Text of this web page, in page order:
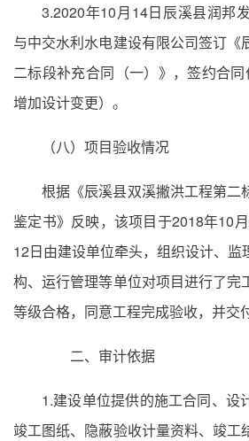
3.2020年10月14日辰溪县润邦
与中交水利水电建设有限公司签订《
二标段补充合同（一）》，签约合
增加设计变更）。
（八）项目验收情况
根据《辰溪县双溪撇洪工程第二
鉴定书》反映，该项目于2018年10
12日由建设单位牵头，组织设计、监
构、运行管理等单位对项目进行了完
等级合格，同意工程完成验收，并交
二、审计依据
1.建设单位提供的施工合同、设
竣工图纸、隐蔽验收计量资料、竣工